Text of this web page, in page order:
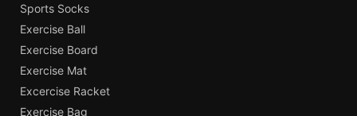
Sports Socks
Exercise Ball
Exercise Board
Exercise Mat
Excercise Racket
Exercise Bag